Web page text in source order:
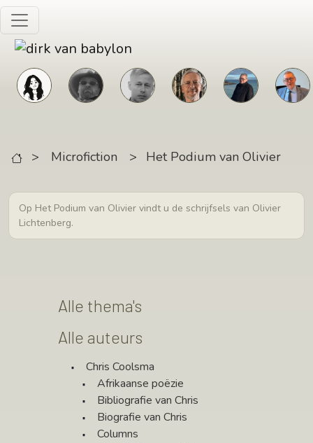
Skip to main content
> Microfiction > Het Podium van Olivier
Op Het Podium van Olivier vindt u de schrijfsels van Olivier
Lichtenberg.
Alle thema's
Alle auteurs
Chris Coolsma
Afrikaanse poëzie
Bibliografie van Chris
Biografie van Chris
Columns